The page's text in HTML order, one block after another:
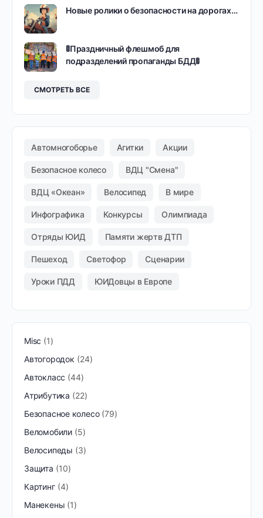
Новые ролики о безопасности на дорогах…
🚦Праздничный флешмоб для
подразделений пропаганды БДД🚦
СМОТРЕТЬ ВСЕ
Автомногоборье Агитки Акции
Безопасное колесо ВДЦ "Смена"
ВДЦ «Океан» Велосипед В мире
Инфографика Конкурсы Олимпиада
Отряды ЮИД Памяти жертв ДТП
Пешеход Светофор Сценарии
Уроки ПДД ЮИДовцы в Европе
Misc
1
Автогородок
24
Автокласс 44
Атрибутика
22
Безопасное колесо 79
Веломобили 5
Велосипеды
3
Защита
10
Картинг 4
Манекены 1